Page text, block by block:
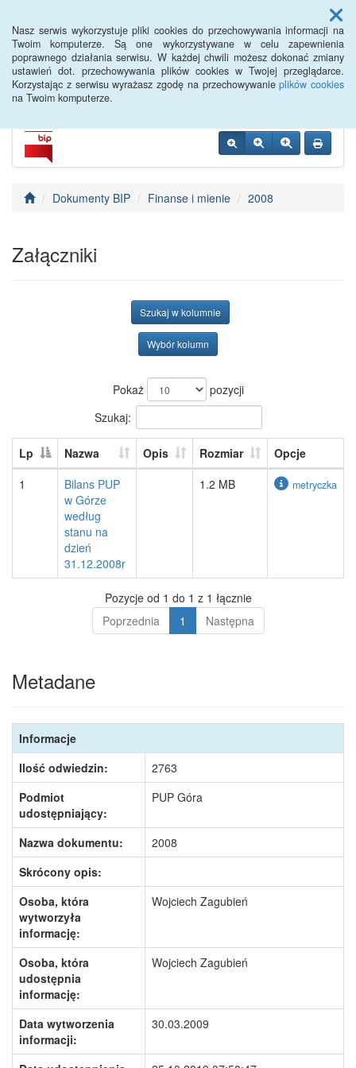
Nasz serwis wykorzystuje pliki cookies do przechowywania informacji na
Twoim komputerze. Są one wykorzystywane w celu zapewnienia
poprawnego działania serwisu. W każdej chwili możesz dokonać zmiany
ustawień dot. przechowywania plików cookies w Twojej przeglądarce.
Korzystając z serwisu wyrażasz zgodę na przechowywanieplików cookies
na Twoim komputerze.
Menu
PUP Góra
Dokumenty BIP Finanse i mienie 2008
Załączniki
Szukaj w kolumnie
Wybór kolumn
Pokaż
pozycji
Szukaj:
Lp Nazwa Opis Rozmiar
Opcje
1
Bilans PUP
w Górze
według
stanu na
dzień
31.12.2008r
1.2 MB metryczka
Pozycje od 1 do 1 z 1 łącznie
Poprzednia
1 Następna
Metadane
Informacje
Ilość odwiedzin:
2763
Podmiot
udostępniający:
PUP Góra
Nazwa dokumentu:
2008
Skrócony opis:
Osoba, która
wytworzyła
informację:
Wojciech Zagubień
Osoba, która
udostępnia
informację:
Wojciech Zagubień
Data wytworzenia
informacji:
30.03.2009